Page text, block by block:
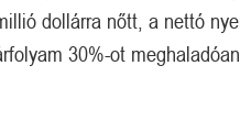
dollárra nőtt, a nettó
30%-ot meghaladóan